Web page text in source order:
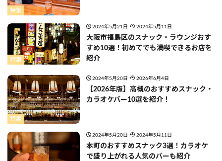
特集
特集
2024年5月21日 2024年5月11日
大阪市福島区のスナック・ラウンジおす
すめ10選！初めてでも満喫できるお店を
紹介
特集
2024年5月20日 2026年6月4日
【2026年版】高槻のおすすめスナック・
カラオケバー10選を紹介！
2024年5月20日 2024年5月11日
本町のおすすめスナック3選！カラオケ
で盛り上がれる人気のバーも紹介